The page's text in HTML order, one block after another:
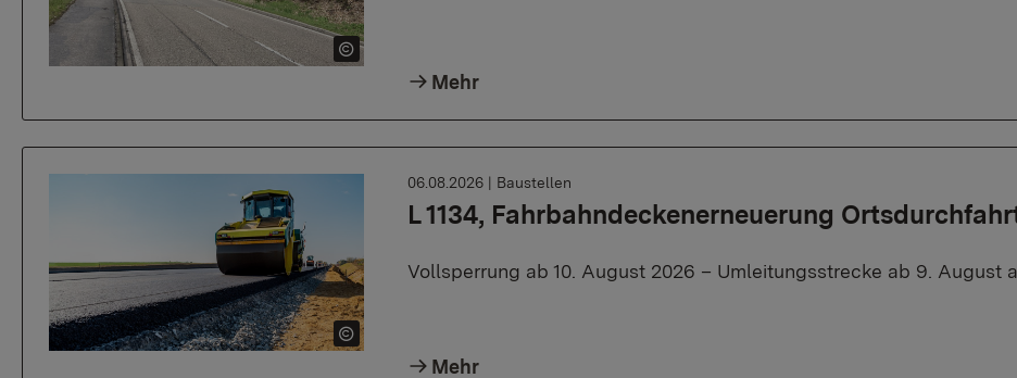
Mehr
L 1134, Fahrbahndeckenerneuerung
06.08.2026 | Baustellen
Vollsperrung ab 10. August 2026 – Umleitungsstrecke ab 9. August
Mehr